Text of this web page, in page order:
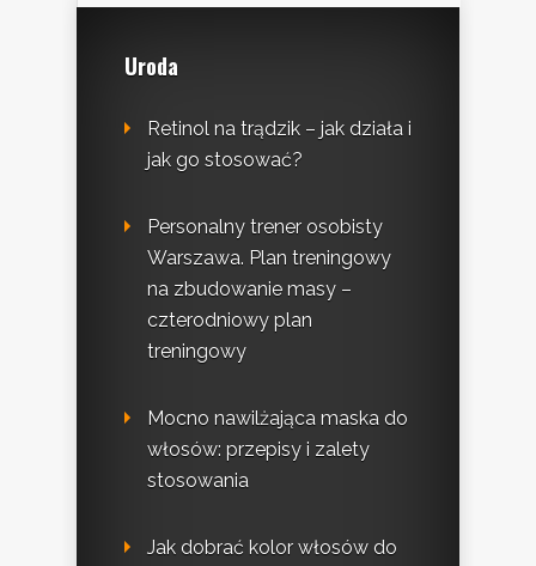
Uroda
Retinol na trądzik – jak działa i
jak go stosować?
Personalny trener osobisty
Warszawa. Plan treningowy
na zbudowanie masy –
czterodniowy plan
treningowy
Mocno nawilżająca maska do
włosów: przepisy i zalety
stosowania
Jak dobrać kolor włosów do